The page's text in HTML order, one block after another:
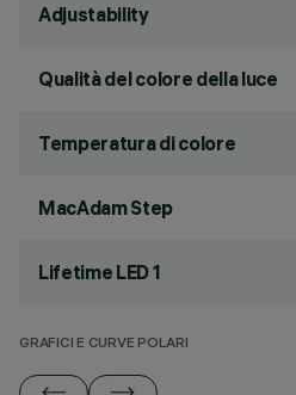
Adjustability
Qualità del colore della luce
Temperatura di colore
MacAdam Step
Lifetime LED 1
GRAFICI E CURVE POLARI